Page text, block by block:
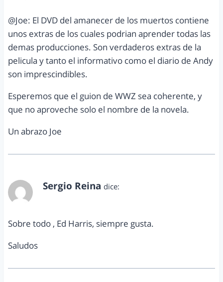
@Joe: El DVD del amanecer de los muertos contiene
unos extras de los cuales podrian aprender todas las
demas producciones. Son verdaderos extras de la
pelicula y tanto el informativo como el diario de Andy
son imprescindibles.
Esperemos que el guion de WWZ sea coherente, y
que no aproveche solo el nombre de la novela.
Un abrazo Joe
Sergio Reina dice:
Sobre todo , Ed Harris, siempre gusta.
Saludos